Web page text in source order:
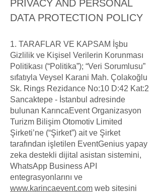
PRIVACY AND PERSONAL
DATA PROTECTION POLICY
1. TARAFLAR VE KAPSAM İşbu
Gizlilik ve Kişisel Verilerin Korunması
Politikası (“Politika”); “Veri Sorumlusu”
sıfatıyla Veysel Karani Mah. Çolakoğlu
Sk. Rings Rezidance No:10 D:42 Kat:2
Sancaktepe - İstanbul adresinde
bulunan KarıncaEvent Organizasyon
Turizm Bilişim Otomotiv Limited
Şirketi’ne (“Şirket”) ait ve Şirket
tarafından işletilen EventGenius yapay
zeka destekli dijital asistan sistemini,
WhatsApp Business API
entegrasyonlarını ve
www.karincaevent.com web sitesini